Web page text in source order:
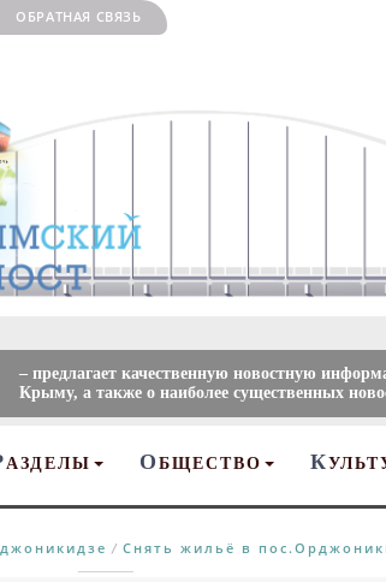
ОБРАТНАЯ СВЯЗЬ
– предлагает качественную новостную
Крыму, а также о наиболее существенных
АЗДЕЛЫ О БЩЕСТВО К
/ Снять жильё в